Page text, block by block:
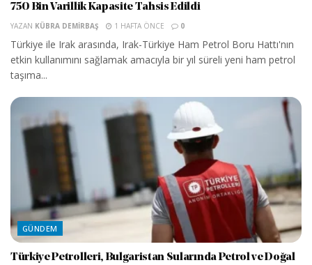
750 Bin Varillik Kapasite Tahsis Edildi
YAZAN KÜBRA DEMIRBAŞ 1 HAFTA ÖNCE 0
Türkiye ile Irak arasında, Irak-Türkiye Ham Petrol Boru Hattı'nın
etkin kullanımını sağlamak amacıyla bir yıl süreli yeni ham petrol
taşıma...
GÜNDEM
Türkiye Petrolleri, Bulgaristan Sularında Petrol ve Doğal